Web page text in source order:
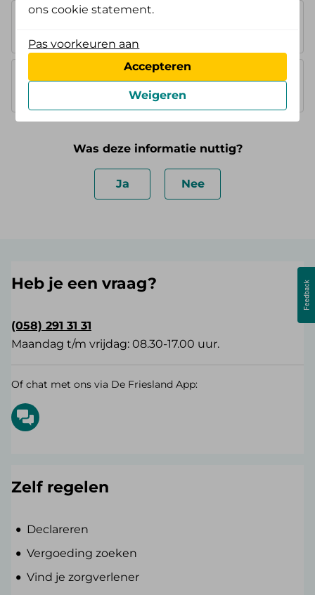
AV Standaard
geen extra vergoeding
Was deze informatie nuttig?
Ja Nee
Heb je een vraag?
(058) 291 31 31
Maandag t/m vrijdag: 08.30-17.00 uur.
Of chat met ons via De Friesland App:
Zelf regelen
Declareren
Vergoeding zoeken
Vind je zorgverlener
ons cookie statement.
Pas voorkeuren aan
Accepteren
Weigeren